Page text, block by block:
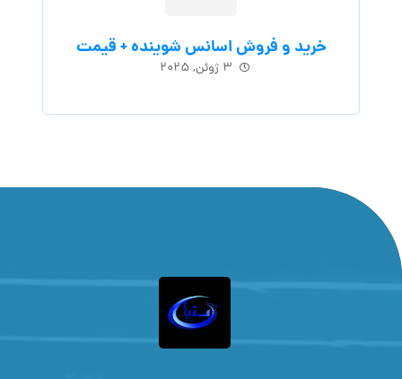
خرید و فروش اسانس شوینده + قیمت
۳ ژوئن, ۲۰۲۵